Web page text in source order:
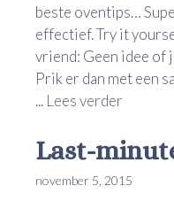
beste oventips…
effectief. Try it
vriend: Geen idee of
Prik er dan met een
... Lees verder
Last-
november 5, 2015